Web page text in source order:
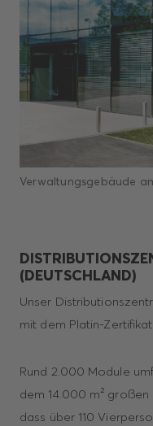
Verwaltungsgebäude
(DEUTSCHLAND)
Unser
mit dem Platin-
Rund 2.000 Module
dem 14.000 m²
dass über 110